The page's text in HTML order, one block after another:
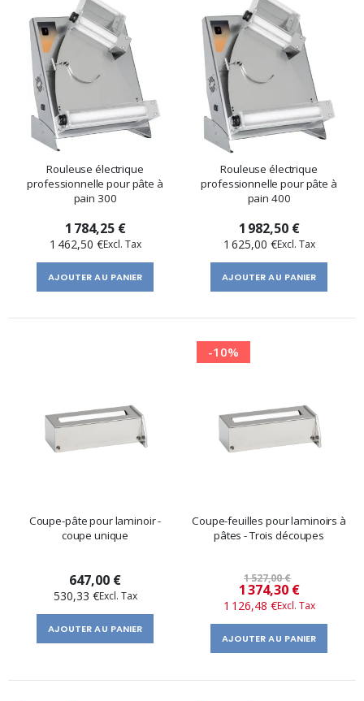
Rouleuse électrique
professionnelle pour pâte à
pain 300
1 784,25 €
1 462,50 €
AJOUTER AU PANIER
Rouleuse électrique
professionnelle pour pâte à
pain 400
1 982,50 €
1 625,00 €
AJOUTER AU PANIER
Coupe-pâte pour laminoir -
coupe unique
647,00 €
530,33 €
AJOUTER AU PANIER
-10%
Coupe-feuilles pour laminoirs à
pâtes - Trois découpes
1 527,00 €
Prix
​​
spécial
1 374,30 €
1 126,48 €
AJOUTER AU PANIER